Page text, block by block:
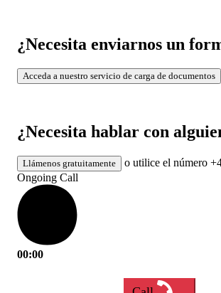
¿Necesita enviarnos un
Acceda a nuestro servicio de carga de documentos
¿Necesita hablar con
Llámenos gratuitamente
o utilice el número
Ongoing Call
00:00